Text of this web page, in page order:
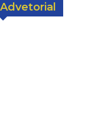
Advetorial